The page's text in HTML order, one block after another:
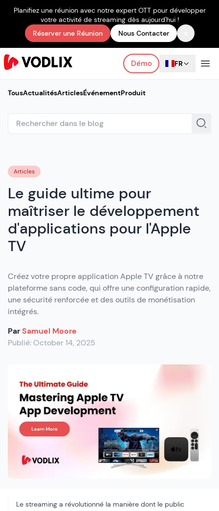
Planifiez une réunion avec notre expert OTT pour développer
votre activité de streaming dès aujourd'hui !
Réserver une Réunion
Nous Contacter
Démo FR
TousActualitésArticlesÉvénementProduit
Articles
Le guide ultime pour
maîtriser le développement
d'applications pour l'Apple
TV
Créez votre propre application Apple TV grâce à notre
plateforme sans code, qui offre une configuration rapide,
une sécurité renforcée et des outils de monétisation
intégrés.
ParSamuel Moore
Publié: October 14, 2025
Le streaming a révolutionné la manière dont le public